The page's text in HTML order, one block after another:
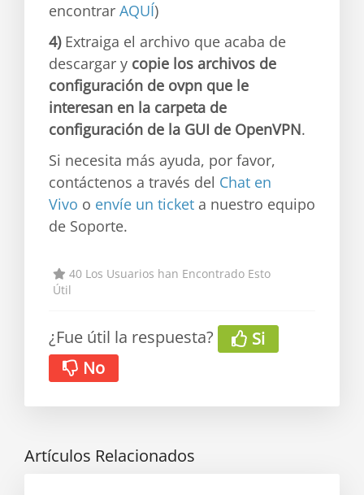
encontrar AQUÍ)
4)Extraiga el archivo que acaba de
descargar y copie los archivos de
configuración de ovpn que le
interesan en la carpeta de
configuración de la GUI de OpenVPN.
Si necesita más ayuda, por favor,
contáctenos a través del Chat en
Vivo o envíe un ticket a nuestro equipo
de Soporte.
40 Los Usuarios han Encontrado Esto
Útil
¿Fue útil la respuesta?
Si
No
Artículos Relacionados